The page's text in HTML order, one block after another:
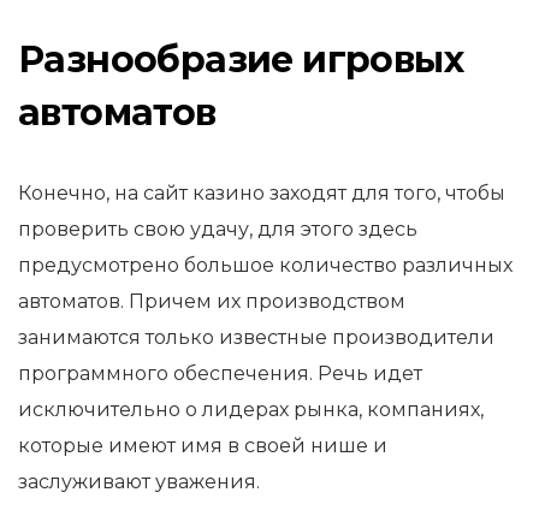
Разнообразие игровых
автоматов
Конечно, на сайт казино заходят для того, чтобы
проверить свою удачу, для этого здесь
предусмотрено большое количество различных
автоматов. Причем их производством
занимаются только известные производители
программного обеспечения. Речь идет
исключительно о лидерах рынка, компаниях,
которые имеют имя в своей нише и
заслуживают уважения.